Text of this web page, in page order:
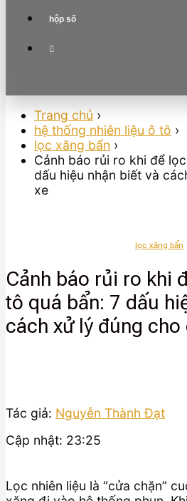
hộp số
Trang chủ ›
hệ thống nhiên liệu ô tô ›
lọc xăng bẩn ›
Cảnh báo rủi ro khi để
dấu hiệu nhận biết và
xe
lọc xăng bẩn
Cảnh báo rủi ro khi
tô quá bẩn: 7 dấu
cách xử lý đúng cho
Tác giả: Nguyễn Thành Đạt
Cập nhật: 23:25
Lọc nhiên liệu là “cửa chặn”